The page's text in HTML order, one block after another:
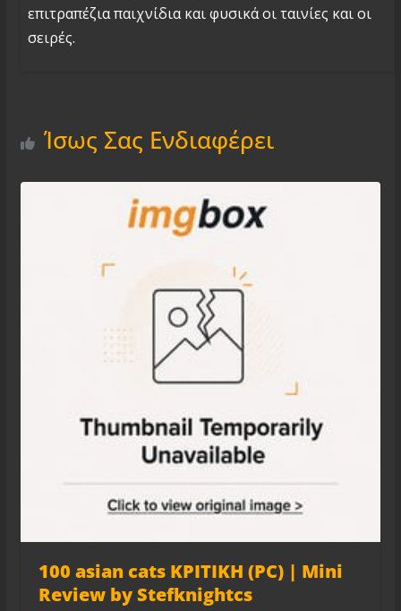
επιτραπέζια παιχνίδια και φυσικά οι ταινίες και οι
σειρές.
Ίσως Σας Ενδιαφέρει
100 asian cats ΚΡΙΤΙΚΗ (PC) | Mini
Review by Stefknightcs